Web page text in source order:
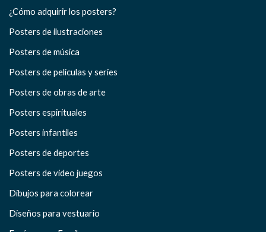
¿Cómo adquirir los posters?
Posters de ilustraciones
Posters de música
Posters de películas y series
Posters de obras de arte
Posters espirituales
Posters infantiles
Posters de deportes
Posters de video juegos
Dibujos para colorear
Diseños para vestuario